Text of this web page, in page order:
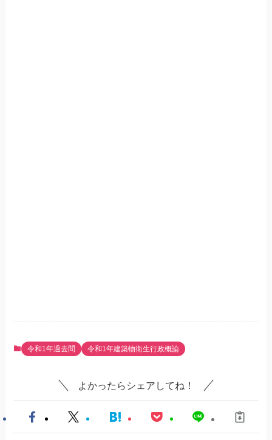
令和1年過去問 令和1年建築物衛生行政概論
よかったらシェアしてね！